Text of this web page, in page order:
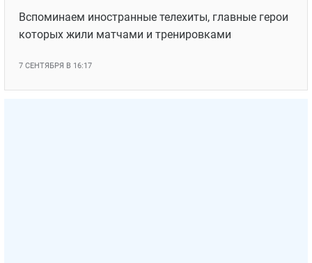
Вспоминаем иностранные телехиты, главные герои
которых жили матчами и тренировками
7 СЕНТЯБРЯ В 16:17